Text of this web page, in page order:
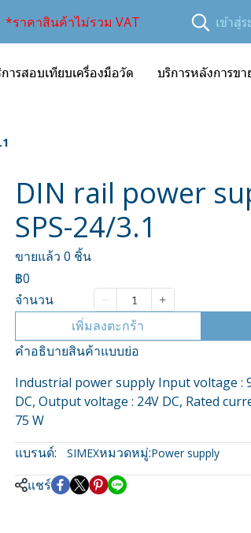
*ราคาสินค้าไม่รวม VAT เข้าสู่
ารสอบเทียบเครื่องมือวัด บริการหลังการข
DIN rail power
SPS-24/3.1
ขายแล้ว 0 ชิ้น
฿0
จำนวน
เพิ่มลงตะกร้า
คำอธิบายสินค้าแบบย่อ
Industrial power supply Input voltage :
DC, Output voltage : 24V DC, Rated
75 W
แบรนด์:
SIMEXหมวดหมู่:Power supply
แชร์